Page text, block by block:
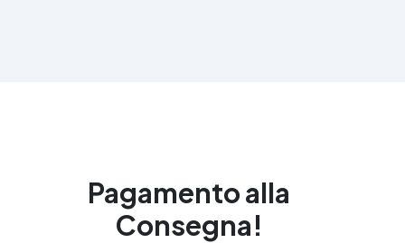
Pagamento alla
Consegna!